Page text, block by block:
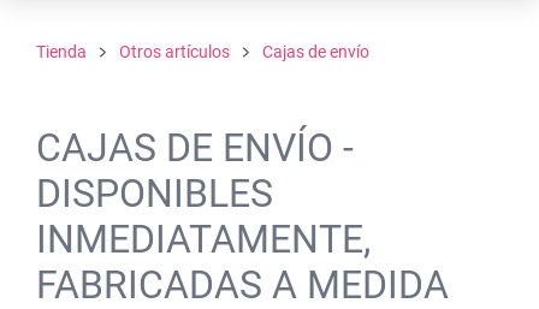
Tienda Otros artículos Cajas de envío
CAJAS DE ENVÍO -
DISPONIBLES
INMEDIATAMENTE,
FABRICADAS A MEDIDA